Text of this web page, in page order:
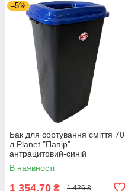
–5%
Бак для сортування сміття 70
л Planet "Папір"
антрацитовий-синій
В наявності
1 354,70 ₴ 1 426 ₴